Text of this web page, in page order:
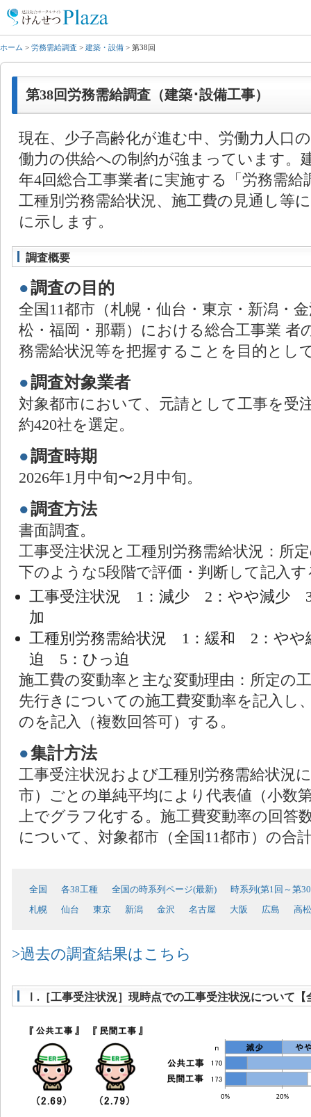
ホーム > 労務需給調査 > 建築・設備 > 第38回
第38回労務需給調査（建築･設備工事）
現在、少子高齢化が進む中、労働力人口
働力の供給への制約が強まっています。
年4回総合工事業者に実施する「労務需
工種別労務需給状況、施工費の見通し等
に示します。
調査概要
●調査の目的
全国11都市（札幌・仙台・東京・新潟・
松・福岡・那覇）における総合工事業 者
務需給状況等を把握することを目的とし
●調査対象業者
対象都市において、元請として工事を受
約420社を選定。
●調査時期
2026年1月中旬〜2月中旬。
●調査方法
書面調査。
工事受注状況と工種別労務需給状況：所
下のような5段階で評価・判断して記入す
工事受注状況 1：減少 2：やや減少
加
工種別労務需給状況 1：緩和 2：や
迫 5：ひっ迫
施工費の変動率と主な変動理由：所定の
先行きについての施工費変動率を記入し
のを記入（複数回答可）する。
●集計方法
工事受注状況および工種別労務需給状況
市）ごとの単純平均により代表値（小数
上でグラフ化する。施工費変動率の回答
について、対象都市（全国11都市）の合
全国 各38工種 全国の時系列ページ(最新)
時系列(第1回～第
札幌
仙台 東京 新潟 金沢 名古屋 大阪 広島 高松
>過去の調査結果はこちら
Ⅰ.［工事受注状況］現時点での工事受注状況について【